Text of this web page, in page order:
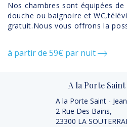
Nos chambres sont équipées de
douche ou baignoire et
gratuit.Nous vous offrons la
à partir de 59€ par nuit
A la Porte Saint
A la Porte Saint - Jean
2 Rue Des Bains,
23300 LA